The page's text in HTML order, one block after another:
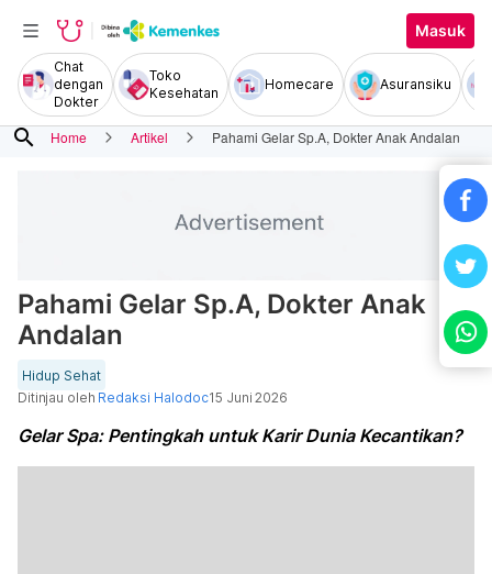
Masuk
Chat
dengan
Dokter
Toko
Kesehatan
Homecare Asuransiku
search Home Artikel Pahami Gelar Sp.A, Dokter Anak Andalan
Pahami Gelar Sp.A, Dokter Anak
Andalan
Hidup Sehat
Ditinjau oleh Redaksi Halodoc15 Juni 2026
Gelar Spa: Pentingkah untuk Karir Dunia Kecantikan?